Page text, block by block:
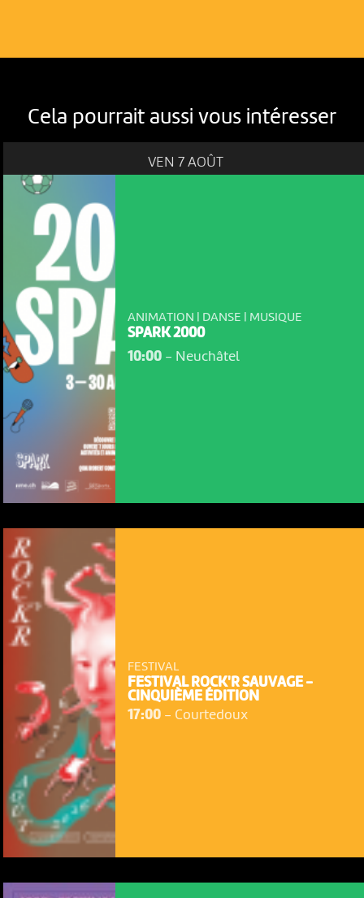
Cela pourrait aussi vous intéresser
VEN 7 AOÛT
ANIMATION | DANSE | MUSIQUE
SPARK 2000
10:00- Neuchâtel
FESTIVAL
FESTIVAL ROCK'R SAUVAGE -
CINQUIÈME ÉDITION
17:00- Courtedoux